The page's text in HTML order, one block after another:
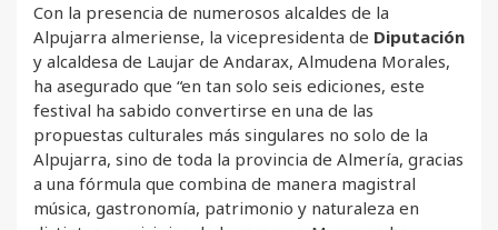
Con la presencia de numerosos alcaldes de la
Alpujarra almeriense, la vicepresidenta de Diputación
y alcaldesa de Laujar de Andarax, Almudena Morales,
ha asegurado que “en tan solo seis ediciones, este
festival ha sabido convertirse en una de las
propuestas culturales más singulares no solo de la
Alpujarra, sino de toda la provincia de Almería, gracias
a una fórmula que combina de manera magistral
música, gastronomía, patrimonio y naturaleza en